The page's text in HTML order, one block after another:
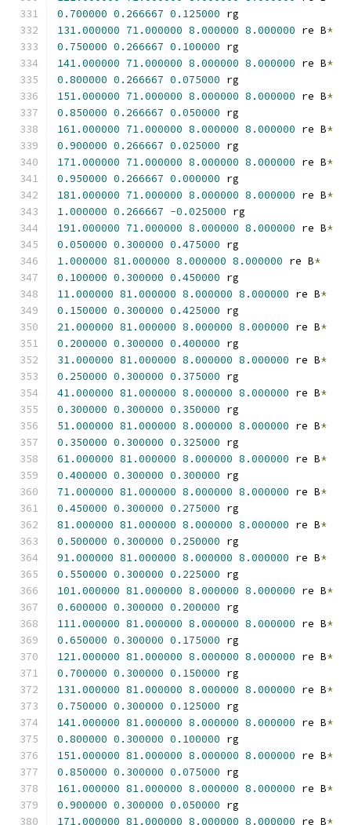
0.700000 0.266667 0.125000 rg
131.000000 71.000000 8.000000 8.000000 re B*
0.750000 0.266667 0.100000 rg
141.000000 71.000000 8.000000 8.000000 re B*
0.800000 0.266667 0.075000 rg
151.000000 71.000000 8.000000 8.000000 re B*
0.850000 0.266667 0.050000 rg
161.000000 71.000000 8.000000 8.000000 re B*
0.900000 0.266667 0.025000 rg
171.000000 71.000000 8.000000 8.000000 re B*
0.950000 0.266667 0.000000 rg
181.000000 71.000000 8.000000 8.000000 re B*
1.000000 0.266667 -0.025000 rg
191.000000 71.000000 8.000000 8.000000 re B*
0.050000 0.300000 0.475000 rg
1.000000 81.000000 8.000000 8.000000 re B*
0.100000 0.300000 0.450000 rg
11.000000 81.000000 8.000000 8.000000 re B*
0.150000 0.300000 0.425000 rg
21.000000 81.000000 8.000000 8.000000 re B*
0.200000 0.300000 0.400000 rg
31.000000 81.000000 8.000000 8.000000 re B*
0.250000 0.300000 0.375000 rg
41.000000 81.000000 8.000000 8.000000 re B*
0.300000 0.300000 0.350000 rg
51.000000 81.000000 8.000000 8.000000 re B*
0.350000 0.300000 0.325000 rg
61.000000 81.000000 8.000000 8.000000 re B*
0.400000 0.300000 0.300000 rg
71.000000 81.000000 8.000000 8.000000 re B*
0.450000 0.300000 0.275000 rg
81.000000 81.000000 8.000000 8.000000 re B*
0.500000 0.300000 0.250000 rg
91.000000 81.000000 8.000000 8.000000 re B*
0.550000 0.300000 0.225000 rg
101.000000 81.000000 8.000000 8.000000 re B*
0.600000 0.300000 0.200000 rg
111.000000 81.000000 8.000000 8.000000 re B*
0.650000 0.300000 0.175000 rg
121.000000 81.000000 8.000000 8.000000 re B*
0.700000 0.300000 0.150000 rg
131.000000 81.000000 8.000000 8.000000 re B*
0.750000 0.300000 0.125000 rg
141.000000 81.000000 8.000000 8.000000 re B*
0.800000 0.300000 0.100000 rg
151.000000 81.000000 8.000000 8.000000 re B*
0.850000 0.300000 0.075000 rg
161.000000 81.000000 8.000000 8.000000 re B*
0.900000 0.300000 0.050000 rg
171.000000 81.000000 8.000000 8.000000 re B*